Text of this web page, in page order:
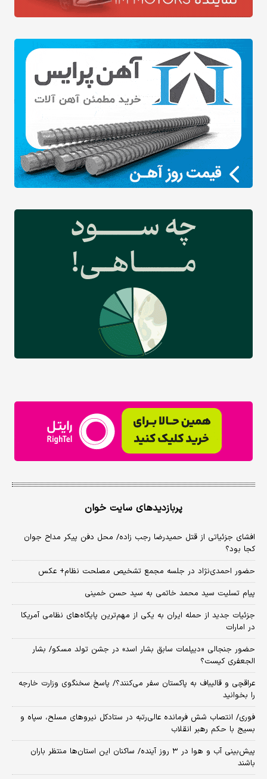
پربازدیدهای سایت خوان
افشای جزئیاتی از قتل حمیدرضا رجب زاده/ محل دفن پیکر مداح جوان
کجا بود؟
حضور احمدی‌نژاد در جلسه مجمع تشخیص مصلحت نظام+ عکس
پیام تسلیت سید محمد خاتمی به سید حسن خمینی
جزئیات جدید از حمله ایران به یکی از مهم‌ترین پایگاه‌های نظامی آمریکا
در امارات
حضور جنجالی «دیپلمات سابق بشار اسد» در جشن تولد مسکو/ بشار
الجعفری کیست؟
عراقچی و قالیباف به پاکستان سفر می‌کنند؟/ پاسخ سخنگوی وزارت خارجه
را بخوانید
فوری/ انتصاب شش فرمانده عالی‌رتبه در ستادکل نیروهای مسلح، سپاه و
بسیج با حکم رهبر انقلاب
پیش‌بینی آب و هوا در ۳ روز آینده/ ساکنان این استان‌ها منتظر باران
باشند